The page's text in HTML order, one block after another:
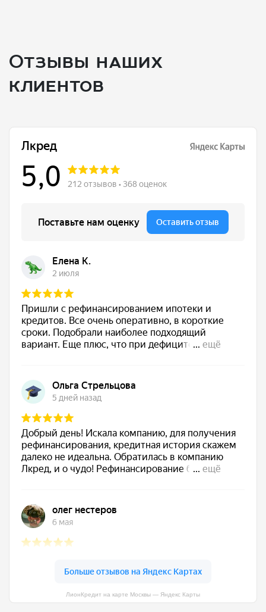
Отзывы наших
клиентов
ЛионКредит на карте Москвы — Яндекс Карты